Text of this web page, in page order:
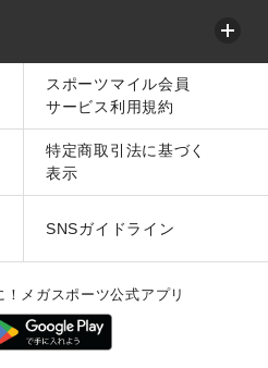
スポーツマイル会員
サービス利用規約
特定商取引法に基づく
表示
SNSガイドライン
メガスポーツ公式アプリ